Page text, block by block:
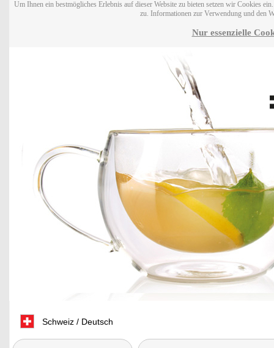
Um Ihnen ein bestmögliches Erlebnis auf dieser Website zu bieten setzen wir Cookies
zu. Informationen zur Verwendung und den
Nur essenzielle
Schweiz / Deutsch